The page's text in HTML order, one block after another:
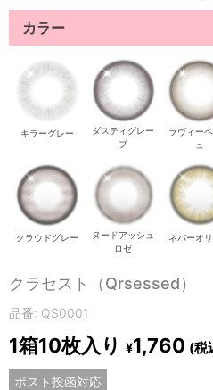
カラー
キラーグレー
ダスティグレー
プ
ラヴィー
ュ
クラウドグレー
ヌードアッシュ
ロゼ
ネバーオ
クラセスト（Qrsessed）
品番: QS0001
1箱10枚入り ¥1,760 (税
ポスト投函対応